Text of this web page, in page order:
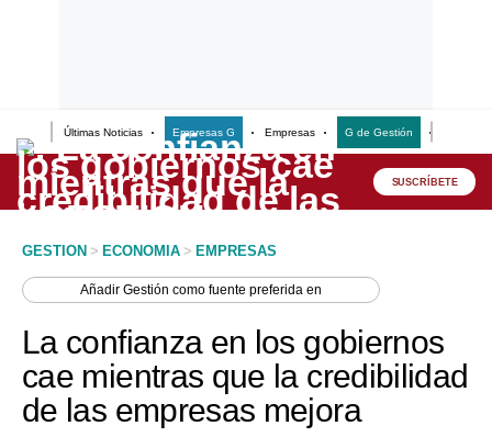
Últimas Noticias Empresas G Empresas G de Gestión
Lo último
Peru Quiosco
Economía
Mercados
SUSCRÍBETE
GESTION > ECONOMIA > EMPRESAS
AñadirGestión como fuente preferida en
La confianza en los gobiernos
cae mientras que la credibilidad
de las empresas mejora